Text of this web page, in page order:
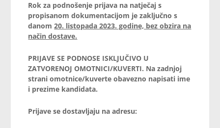
Rok za podnošenje prijava na natječaj s
propisanom dokumentacijom je zaključno s
danom20. listopada 2023. godine, bez obzira na
način dostave.
PRIJAVE SE PODNOSE ISKLJUČIVO U
ZATVORENOJ OMOTNICI/KUVERTI. Na zadnjoj
strani omotnice/kuverte obavezno napisati ime
i prezime kandidata.
Prijave se dostavljaju na adresu: